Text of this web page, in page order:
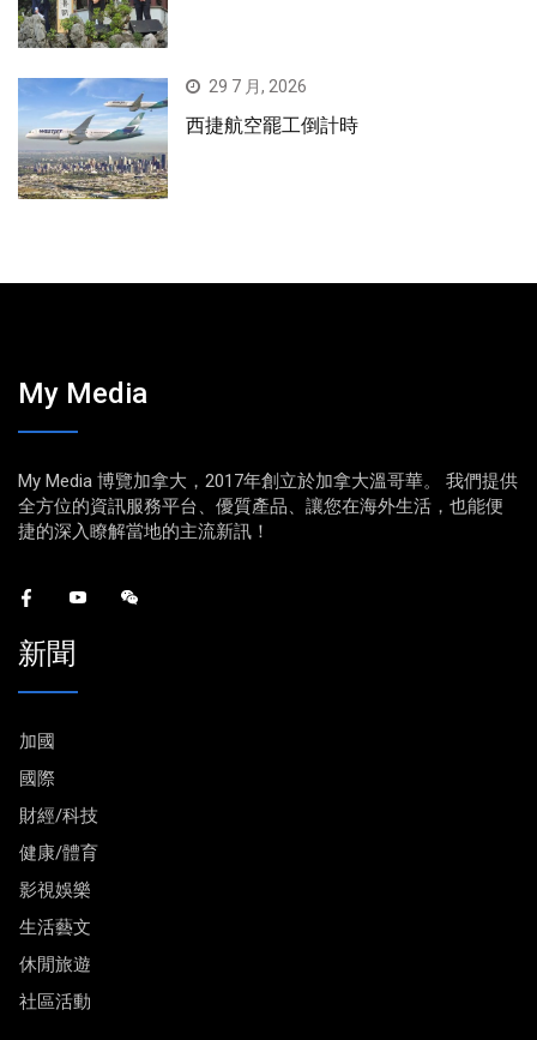
29 7 月, 2026
西捷航空罷工倒計時
My Media
My Media 博覽加拿大，2017年創立於加拿大溫哥華。 我們提供
全方位的資訊服務平台、優質產品、讓您在海外生活，也能便
捷的深入瞭解當地的主流新訊！
新聞
加國
國際
財經/科技
健康/體育
影視娛樂
生活藝文
休閒旅遊
社區活動